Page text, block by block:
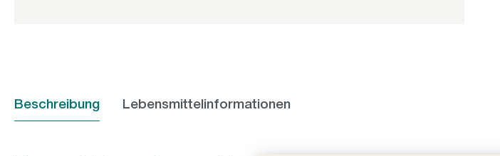
Beschreibung Lebensmittelinformationen